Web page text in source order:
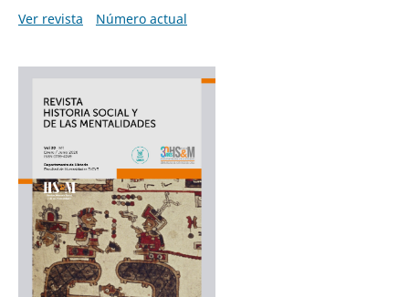
Ver revista
Número actual